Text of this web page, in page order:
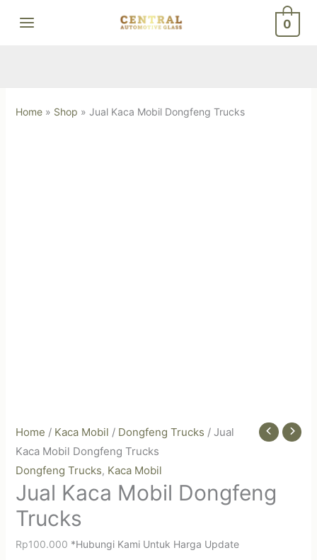
0
Home» Shop » Jual Kaca Mobil Dongfeng Trucks
Home / Kaca Mobil / Dongfeng Trucks / Jual
Kaca Mobil Dongfeng Trucks
Dongfeng Trucks, Kaca Mobil
Jual Kaca Mobil Dongfeng
Trucks
Rp100.000 *Hubungi Kami Untuk Harga Update